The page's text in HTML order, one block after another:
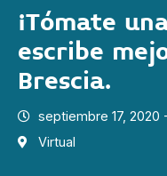
¡Tómate
escribe
Brescia.
septiembre 17, 2020
Virtual